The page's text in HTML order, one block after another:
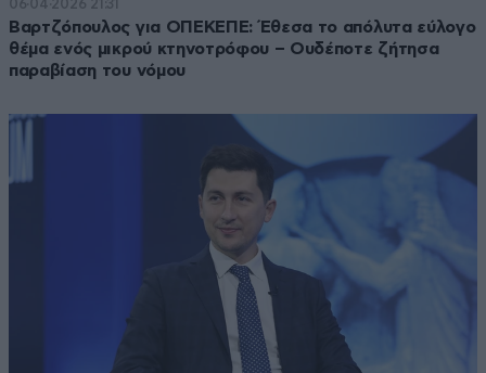
06·04·2026 21:31
Βαρτζόπουλος για ΟΠΕΚΕΠΕ: Έθεσα το απόλυτα εύλογο
θέμα ενός μικρού κτηνοτρόφου – Ουδέποτε ζήτησα
παραβίαση του νόμου